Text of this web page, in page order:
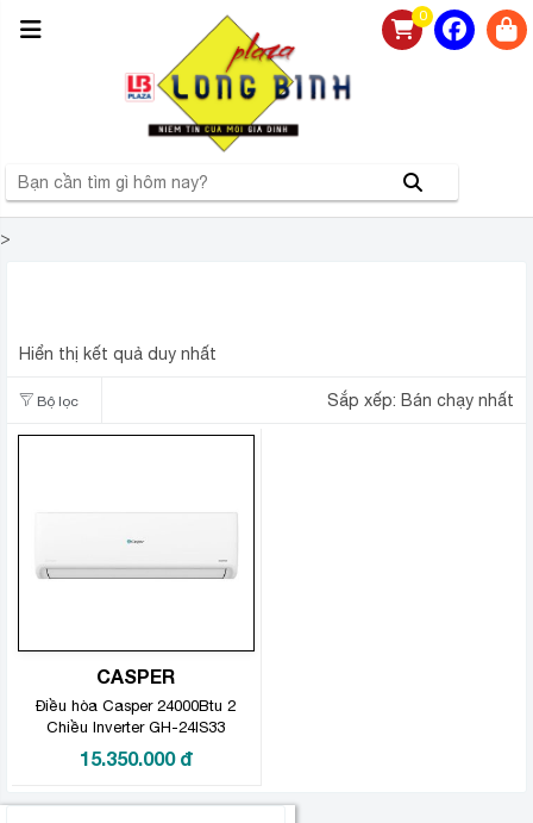
0
>
Hiển thị kết quả duy nhất
Bộ lọc Sắp xếp: Bán chạy nhất
CASPER
Điều hòa Casper 24000Btu 2
Chiều Inverter GH-24IS33
15.350.000 đ